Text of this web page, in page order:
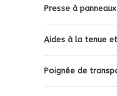
Presse à panneaux
Aides à la tenue
Poignée de